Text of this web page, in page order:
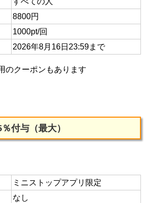
8800円
1000pt/回
2026年8月16日23:59まで
のクーポンもあります
付与（最大）
ミニストップアプリ限定
なし